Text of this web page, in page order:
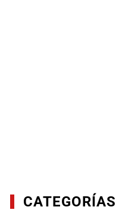
CATEGORÍAS